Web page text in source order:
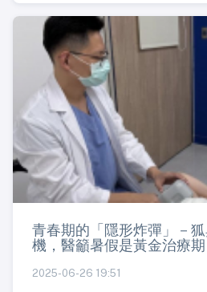
青春期的「隱形炸彈」－
機，醫籲暑假是黃金治療期
2025-06-26 19:51